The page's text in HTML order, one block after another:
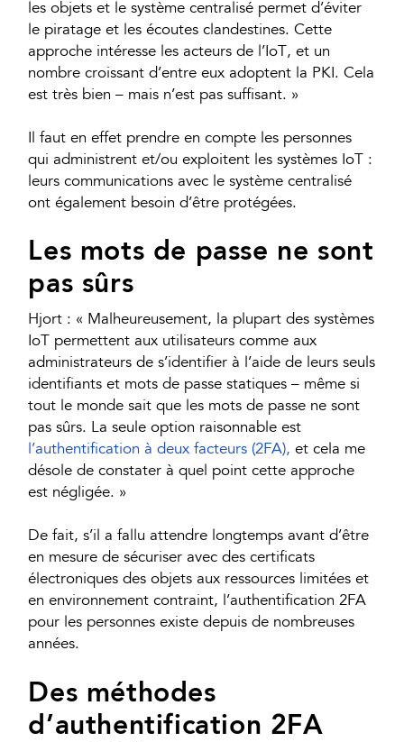
les objets et le système centralisé permet d’éviter
le piratage et les écoutes clandestines. Cette
approche intéresse les acteurs de l’IoT, et un
nombre croissant d’entre eux adoptent la PKI. Cela
est très bien – mais n’est pas suffisant. »
Il faut en effet prendre en compte les personnes
qui administrent et/ou exploitent les systèmes IoT :
leurs communications avec le système centralisé
ont également besoin d’être protégées.
Les mots de passe ne sont
pas sûrs
Hjort : « Malheureusement, la plupart des systèmes
IoT permettent aux utilisateurs comme aux
administrateurs de s’identifier à l’aide de leurs seuls
identifiants et mots de passe statiques – même si
tout le monde sait que les mots de passe ne sont
pas sûrs. La seule option raisonnable est
l’authentification à deux facteurs (2FA), et cela me
désole de constater à quel point cette approche
est négligée. »
De fait, s’il a fallu attendre longtemps avant d’être
en mesure de sécuriser avec des certificats
électroniques des objets aux ressources limitées et
en environnement contraint, l’authentification 2FA
pour les personnes existe depuis de nombreuses
années.
Des méthodes
d’authentification 2FA